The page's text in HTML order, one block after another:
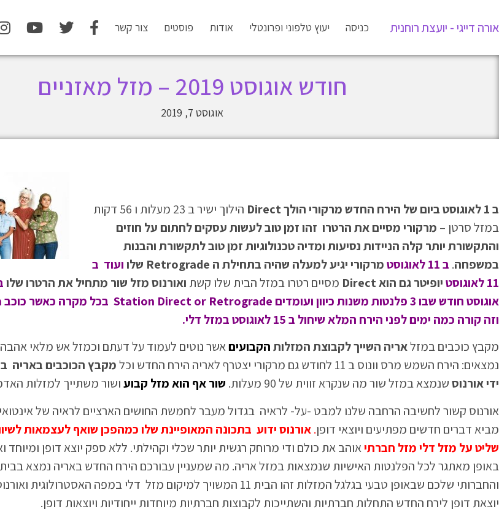
אורה דייגי - יועצת רוחנית כניסה יעוץ טלפוני ופרונטלי אודות פוסטים צור קשר
חודש אוגוסט 2019 – מזל מאזניים
אוגוסט 7, 2019
ב 1 לאוגוסט ביום של הירח החדש מרקורי הולך Direct
הילוך ישיר ב 23 מעלות ו 56 דקות
במזל סרטן – מרקורי מסיים את הרטרו זהו זמן טוב לעשות עסקים לחתום על חוזים
והתקשורת יותר קלה הניידות נסיעות ומדיה טכנולוגיות זמן טוב לתקשורת והבנות
במשפחה. ב 11 לאוגוסט מרקורי יגיע למעלה שהיה בתחילת ה Retrograde שלו
ועוד ב
11 לאוגוסט
יופיטר גם הוא Direct מסיים רטרו במזל הבית שלו קשת ואורנוס מזל שור מתחיל את הרטרו שלוב
וזה קורה כמה ימים לפני הירח המלא שיחול ב 15 לאוגוסט במזל דלי.
מקבץ כוכבים במזלאריה השייך לקבוצת המזלותהקבועיםאשר נוטים לעמוד על דעתם וכמזל אש מלאי אהבה
נמצאים: הירח השמש מרס וונוס ב 11 לחודש גם מרקורי יצטרף לאריה הירח החדש וכל
מקבץ הכוכבים באריה ב
ידי אורנוסשנמצא במזל שור מה שנקרא זווית של 90 מעלות. שור אף הואמזל קבועושור משתייך למזלות
אורנוס קשור לחשיבה הרחבה שלנו למבט -על- לראיה בגדול מעבר לחמשת החושים הארציים לראיה של
מביא דברים חדשים מפתיעים ויוצאי דופן.אורנוס ידוע בתכונה המאופיינת שלו כמהפכן שואף לעצמאות
שליט על מזל דלי מזל חברתיאוהב את כולם ודי מרוחק רגשית יותר שכלי וקהילתי. ללא ספק יוצא דופן ומיוחד
והחברותי שלכם שבאופן טבעי בגלגל המזלות זהו הבית 11 המשויך למיקום מזל דלי במפה
יוצאת דופן לירח החדש התחלות חברתיות והשתייכות לקבוצות חברתיות מיוחדות ייחודיות ויוצאות דופן.